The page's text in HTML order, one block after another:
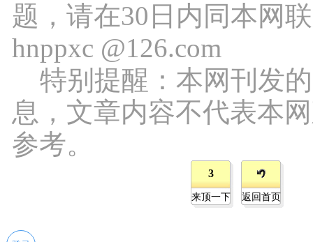
题，请在30日内同本网
hnppxc @126.com
特别提醒：本网刊发
息，文章内容不代表本
参考。
3
来顶一下 返回首页